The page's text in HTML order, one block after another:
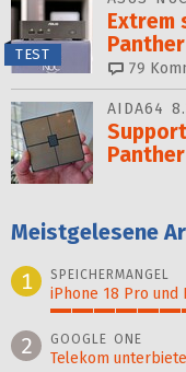
TEST
Extrem
79
AIDA64
Meistgelesene
1
SPEICHERMANGEL
iPhone 18 Pro
100%
2 GOOGLE ONE
Telekom